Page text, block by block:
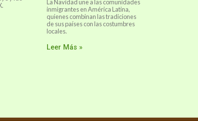
La Navidad une a las comunidades
inmigrantes en América Latina,
quienes combinan las tradiciones
de sus países con las costumbres
locales.
Leer Más »